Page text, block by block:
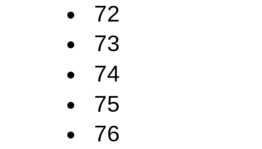
72
73
74
75
76